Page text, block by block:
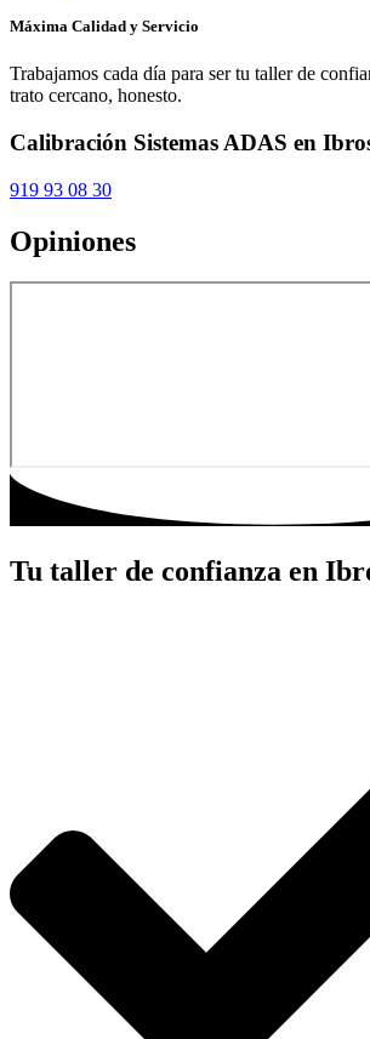
Máxima Calidad y Servicio
Trabajamos cada día para ser tu taller de
trato cercano, honesto.
Calibración Sistemas ADAS en
919 93 08 30
Opiniones
Tu taller de confianza en